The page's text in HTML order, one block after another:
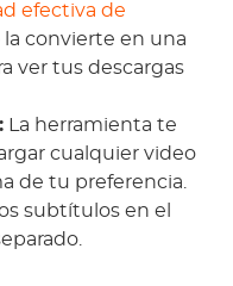
efectiva de
la convierte en una
ver tus descargas
La herramienta te
cualquier video
de tu preferencia.
subtítulos en el